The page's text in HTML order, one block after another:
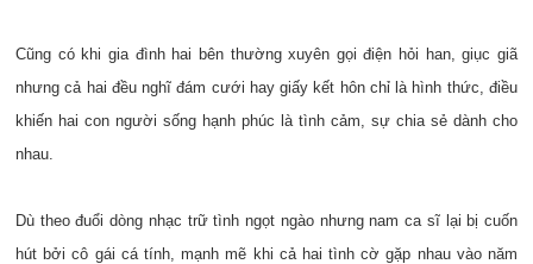
Cũng có khi gia đình hai bên thường xuyên gọi điện hỏi han, giục giã
nhưng cả hai đều nghĩ đám cưới hay giấy kết hôn chỉ là hình thức, điều
khiến hai con người sống hạnh phúc là tình cảm, sự chia sẻ dành cho
nhau.
Dù theo đuổi dòng nhạc trữ tình ngọt ngào nhưng nam ca sĩ lại bị cuốn
hút bởi cô gái cá tính, mạnh mẽ khi cả hai tình cờ gặp nhau vào năm